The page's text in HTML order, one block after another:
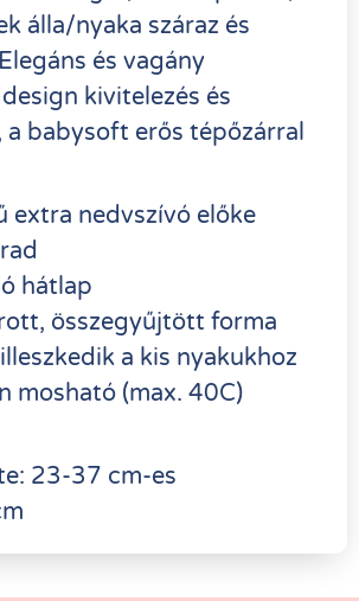
álla/nyaka száraz és
és vagány
kivitelezés és
a babysoft erős tépőzárral
extra nedvszívó előke
hátlap
összegyűjtött forma
a kis nyakukhoz
mosható (max. 40C)
23-37 cm-es